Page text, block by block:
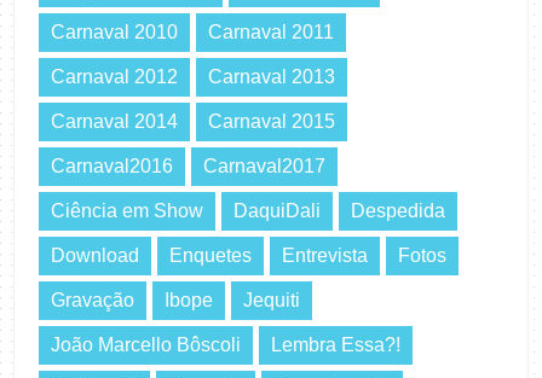
Carnaval 2010 Carnaval 2011
Carnaval 2012 Carnaval 2013
Carnaval 2014 Carnaval 2015
Carnaval2016 Carnaval2017
Ciência em Show DaquiDali Despedida
Download Enquetes Entrevista Fotos
Gravação Ibope Jequiti
João Marcello Bôscoli Lembra Essa?!